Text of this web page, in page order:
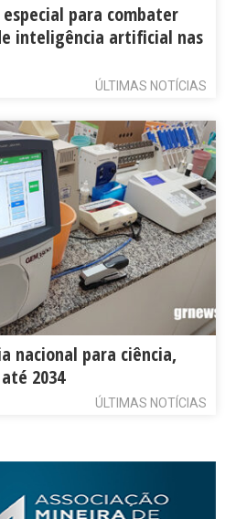
para combater
inteligência artificial nas
ÚLTIMAS NOTÍCIAS
nacional para ciência,
2034
ÚLTIMAS NOTÍCIAS